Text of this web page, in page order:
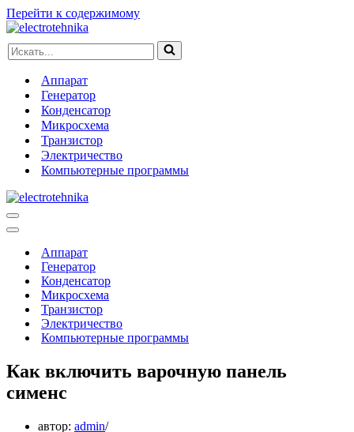
Перейти к содержимому
Искать...
Аппарат
Генератор
Конденсатор
Микросхема
Транзистор
Электричество
Компьютерные программы
Меню
навигации
Меню
навигацииАппарат
Генератор
Конденсатор
Микросхема
Транзистор
Электричество
Компьютерные программы
Как включить варочную панель
сименс
автор: admin